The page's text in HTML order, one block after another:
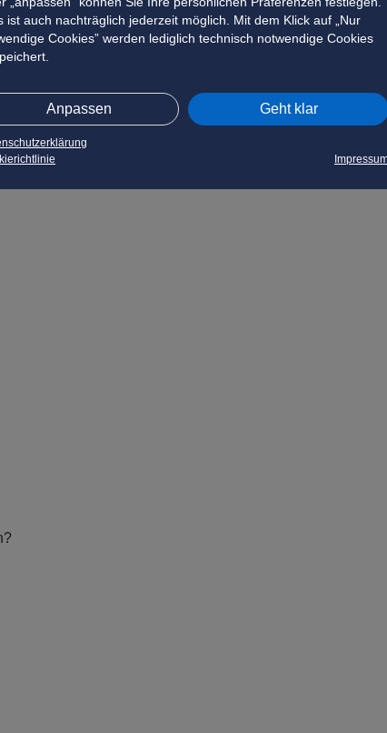
ist auch nachträglich jederzeit möglich. Mit dem Klick auf „Nur
Cookies” werden lediglich technisch notwendige Cookies
Anpassen Geht klar